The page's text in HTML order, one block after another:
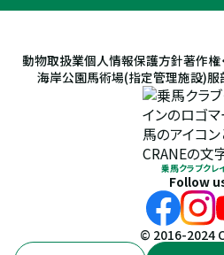
動物取扱業個人情報保護方針著作権
海岸公園馬術場(指定管理施設)服
乗馬クラブクレ
Follow
© 2016-2024